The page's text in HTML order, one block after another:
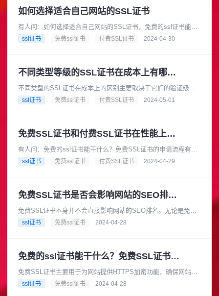
如何选择适合自己网站的SSL证书
有人问：如何选择适合自己网站的SSL证书，免费的ssl证书能干
什么？1. 证书类型SSL证书主要分为三种类型：域名验证型证书
ssl证书 免费ssl证书 付费SSL证书 2024-04-30
不同类型等级的SSL证书在成本上有哪些的区别?
不同类型的SSL证书在成本上的区别主要取决于它们的验证级别
和提供的安全特性，SSL证书主要有以下几种类型等级：域名验
ssl证书 免费ssl证书 付费SSL证书 2024-05-01
免费SSL证书和付费SSL证书在性能上有什么区别
有人问：免费的ssl证书能干什么？免费SSL证书的申请流程有哪
些？免费SSL证书和付费SSL证书的主要区别在于它们提供的安
ssl证书 免费ssl证书 付费SSL证书 2024-04-29
免费SSL证书是否会影响网站的SEO排名？
免费SSL证书本身并不会直接影响网站的SEO排名。无论是免费
还是付费SSL证书，只要它们是有效的，都可以帮助网站实现
ssl证书 免费ssl证书 2024-04-28
免费的ssl证书能干什么？免费SSL证书的申请流程有哪些？
免费SSL证书主要用于为网站提供HTTPS加密功能，确保网站与
其用户之间的通信数据得到加密，防止信息在传输过程中被窃听
ssl证书 免费ssl证书 2024-04-28